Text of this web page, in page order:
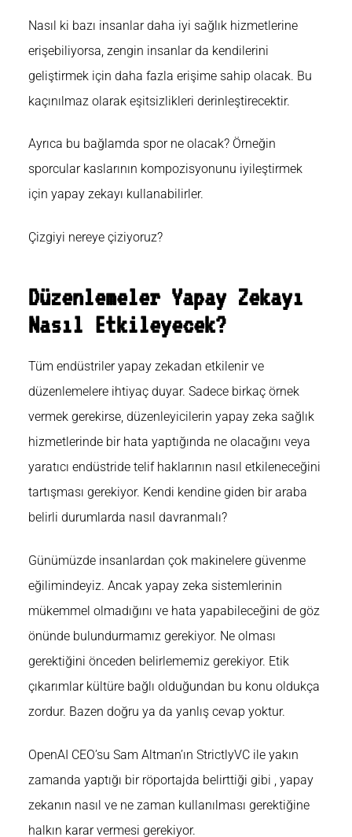
Nasıl ki bazı insanlar daha iyi sağlık hizmetlerine
erişebiliyorsa, zengin insanlar da kendilerini
geliştirmek için daha fazla erişime sahip olacak. Bu
kaçınılmaz olarak eşitsizlikleri derinleştirecektir.
Ayrıca bu bağlamda sporne olacak? Örneğin
sporcular kaslarının kompozisyonunu iyileştirmek
için yapay zekayı kullanabilirler.
Çizgiyi nereye çiziyoruz?
Düzenlemeler Yapay Zekayı
Nasıl Etkileyecek?
Tüm endüstriler yapay zekadan etkilenir ve
düzenlemelere ihtiyaç duyar. Sadece birkaç örnek
vermek gerekirse, düzenleyicilerin yapay zeka sağlık
hizmetlerinde bir hata yaptığında ne olacağını veya
yaratıcı endüstride telif haklarının nasıl etkileneceğini
tartışması gerekiyor. Kendi kendine giden bir araba
belirli durumlarda nasıl davranmalı?
Günümüzde insanlardan çok makinelere güvenme
eğilimindeyiz. Ancak yapay zeka sistemlerinin
mükemmel olmadığını ve hata yapabileceğini de göz
önünde bulundurmamız gerekiyor. Ne olması
gerektiğini önceden belirlememiz gerekiyor. Etik
çıkarımlar kültüre bağlı olduğundan bu konu oldukça
zordur. Bazen doğru ya da yanlış cevap yoktur.
OpenAI CEO’su Sam Altman’ın StrictlyVC ile yakın
zamanda yaptığı bir röportajda belirttiği gibi
, yapay
zekanın nasıl ve ne zaman kullanılması gerektiğine
halkın karar vermesi gerekiyor.